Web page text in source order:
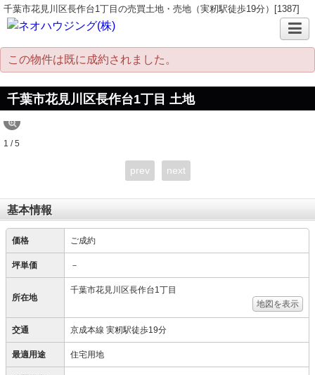
千葉市花見川区長作台1丁目の売買土地・売地（実籾駅徒歩19分）[1387]
この物件は既に成約されました。
千葉市花見川区長作台1丁目 土地
1 / 5
prev next
基本情報
価格 ご成約
坪単価 －
所在地
千葉市花見川区長作台1丁目
地図を表示
交通 京成本線 実籾駅徒歩19分
最適用途 住宅用地